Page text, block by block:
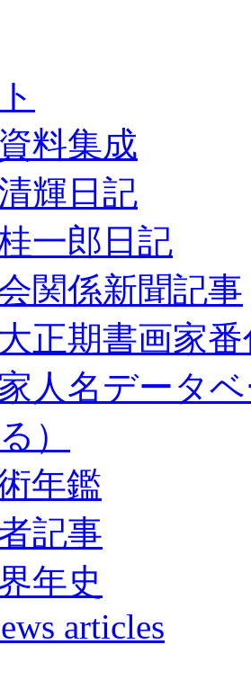
料集成
輝日記
一郎日記
関係新聞記事
正期書画家
人名データ
）
年鑑
記事
年史
articles